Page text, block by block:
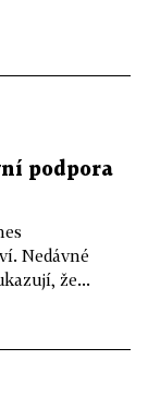
podpora
Nedávné
že...